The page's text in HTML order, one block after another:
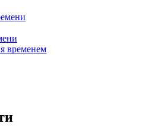
временем